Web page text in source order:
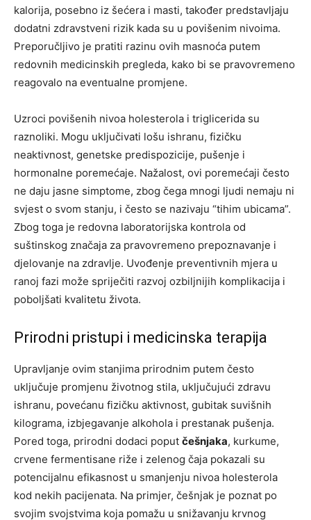
kalorija, posebno iz šećera i masti, također predstavljaju
dodatni zdravstveni rizik kada su u povišenim nivoima.
Preporučljivo je pratiti razinu ovih masnoća putem
redovnih medicinskih pregleda, kako bi se pravovremeno
reagovalo na eventualne promjene.
Uzroci povišenih nivoa holesterola i triglicerida su
raznoliki. Mogu uključivati lošu ishranu, fizičku
neaktivnost, genetske predispozicije, pušenje i
hormonalne poremećaje. Nažalost, ovi poremećaji često
ne daju jasne simptome, zbog čega mnogi ljudi nemaju ni
svjest o svom stanju, i često se nazivaju “tihim ubicama”.
Zbog toga je redovna laboratorijska kontrola od
suštinskog značaja za pravovremeno prepoznavanje i
djelovanje na zdravlje. Uvođenje preventivnih mjera u
ranoj fazi može spriječiti razvoj ozbiljnijih komplikacija i
poboljšati kvalitetu života.
Prirodni pristupi i medicinska terapija
Upravljanje ovim stanjima prirodnim putem često
uključuje promjenu životnog stila, uključujući zdravu
ishranu, povećanu fizičku aktivnost, gubitak suvišnih
kilograma, izbjegavanje alkohola i prestanak pušenja.
Pored toga, prirodni dodaci poput češnjaka, kurkume,
crvene fermentisane riže i zelenog čaja pokazali su
potencijalnu efikasnost u smanjenju nivoa holesterola
kod nekih pacijenata. Na primjer, češnjak je poznat po
svojim svojstvima koja pomažu u snižavanju krvnog